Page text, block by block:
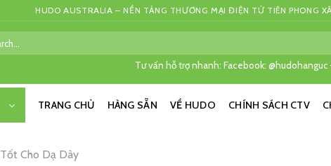
HUDO AUSTRALIA – NỀN TẢNG THƯƠNG MẠI ĐIỆN TỬ TIÊN PHONG
Tư vấn hỗ trợ nhanh: Facebook:
TRANG CHỦ HÀNG SẴN VỀ HUDO CHÍNH SÁCH CTV
Tốt Cho Dạ Dày